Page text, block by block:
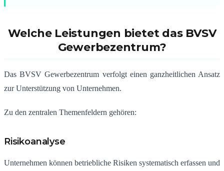
Welche Leistungen bietet das BVSV
Gewerbezentrum?
Das BVSV Gewerbezentrum verfolgt einen ganzheitlichen Ansatz
zur Unterstützung von Unternehmen.
Zu den zentralen Themenfeldern gehören:
Risikoanalyse
Unternehmen können betriebliche Risiken systematisch erfassen und